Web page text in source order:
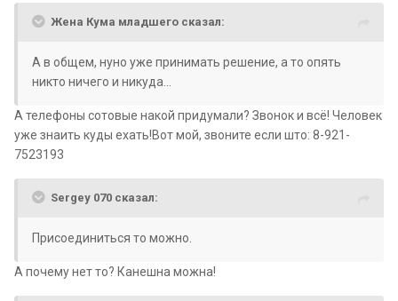
Жена Кума младшего сказал:
А в общем, нуно уже принимать решение, а то опять
никто ничего и никуда...
А телефоны сотовые накой придумали? Звонок и всё! Человек
уже знаить куды ехать!Вот мой, звоните если што: 8-921-
7523193
Sergey 070 сказал:
Присоединиться то можно.
А почему нет то? Канешна можна!